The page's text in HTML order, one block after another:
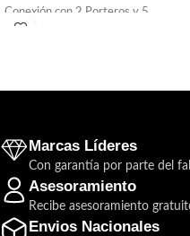
Conexión con 2 Porteros y 5
Monitores.
Marcas Líderes
Con garantía por parte del
Asesoramiento
Recibe asesoramiento
Envios Nacionales